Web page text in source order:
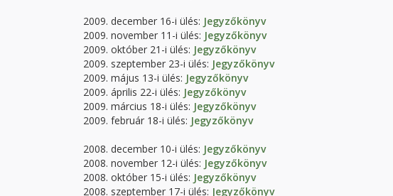
2009. december 16-i ülés: Jegyzőkönyv
2009. november 11-i ülés: Jegyzőkönyv
2009. október 21-i ülés: Jegyzőkönyv
2009. szeptember 23-i ülés: Jegyzőkönyv
2009. május 13-i ülés: Jegyzőkönyv
2009. április 22-i ülés: Jegyzőkönyv
2009. március 18-i ülés: Jegyzőkönyv
2009. február 18-i ülés: Jegyzőkönyv
2008. december 10-i ülés: Jegyzőkönyv
2008. november 12-i ülés: Jegyzőkönyv
2008. október 15-i ülés: Jegyzőkönyv
2008. szeptember 17-i ülés: Jegyzőkönyv